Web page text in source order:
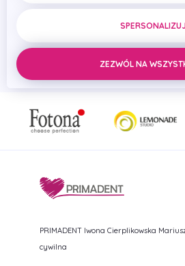
sprawniejszemu przebiegowi
PRIMADENT Iwona Cierplikowska
cywilna
ZEZWÓL NA